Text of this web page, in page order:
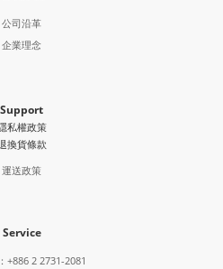
公司沿革
企業理念
Support
私權政策
換貨條款
運送政策
Service
+886 2 2731-2081